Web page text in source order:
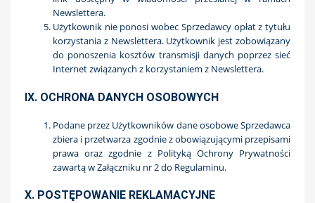
Newslettera.
Użytkownik nie ponosi wobec Sprzedawcy opłat z tytułu
korzystania z Newslettera. Użytkownik jest zobowiązany
do ponoszenia kosztów transmisji danych poprzez sieć
Internet związanych z korzystaniem z Newslettera.
IX. OCHRONA DANYCH OSOBOWYCH
Podane przez Użytkowników dane osobowe Sprzedawca
zbiera i przetwarza zgodnie z obowiązującymi przepisami
prawa oraz zgodnie z Polityką Ochrony Prywatności
zawartą w Załączniku nr 2 do Regulaminu.
X. POSTĘPOWANIE REKLAMACYJNE